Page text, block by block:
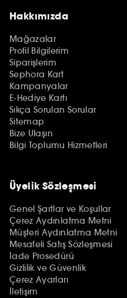
Hakkımızda
Mağazalar
Profil Bilgilerim
Siparişlerim
Sephora Kart
Kampanyalar
E-Hediye Kartı
Sıkça Sorulan Sorular
Sitemap
Bize Ulaşın
Bilgi Toplumu Hizmetleri
Üyelik Sözleşmesi
Genel Şartlar ve Koşullar
Çerez Aydınlatma Metni
Müşteri Aydınlatma Metni
Mesafeli Satış Sözleşmesi
İade Prosedürü
Gizlilik ve Güvenlik
Çerez Ayarları
İletişim